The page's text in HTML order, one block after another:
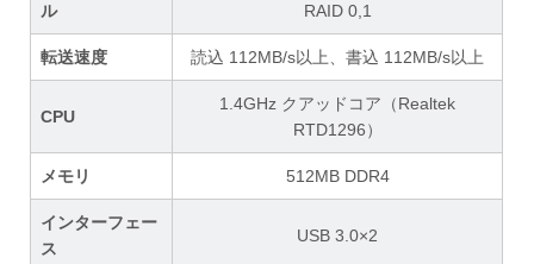
ル
RAID 0,1
転送速度 読込 112MB/s以上、書込 112MB/s以上
CPU
1.4GHz クアッドコア（Realtek
RTD1296）
メモリ 512MB DDR4
インターフェー
ス
USB 3.0×2